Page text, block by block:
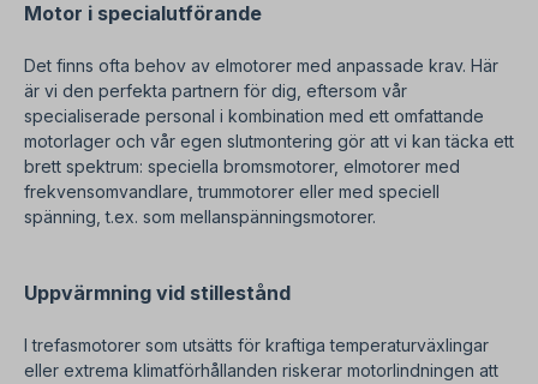
Motor i specialutförande
Det finns ofta behov av elmotorer med anpassade krav. Här
är vi den perfekta partnern för dig, eftersom vår
specialiserade personal i kombination med ett omfattande
motorlager och vår egen slutmontering gör att vi kan täcka ett
brett spektrum: speciella bromsmotorer, elmotorer med
frekvensomvandlare, trummotorer eller med speciell
spänning, t.ex. som mellanspänningsmotorer.
Uppvärmning vid stillestånd
I trefasmotorer som utsätts för kraftiga temperaturväxlingar
eller extrema klimatförhållanden riskerar motorlindningen att